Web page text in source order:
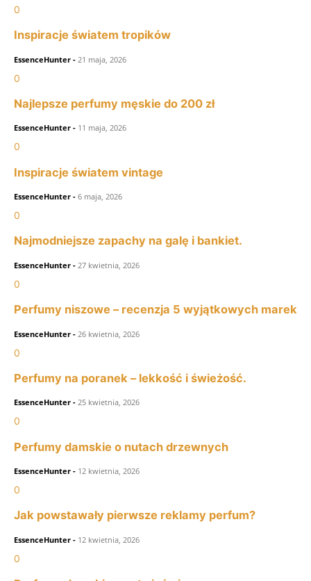
0
Inspiracje światem tropików
EssenceHunter - 21 maja, 2026
0
Najlepsze perfumy męskie do 200 zł
EssenceHunter - 11 maja, 2026
0
Inspiracje światem vintage
EssenceHunter - 6 maja, 2026
0
Najmodniejsze zapachy na galę i bankiet.
EssenceHunter - 27 kwietnia, 2026
0
Perfumy niszowe – recenzja 5 wyjątkowych marek
EssenceHunter - 26 kwietnia, 2026
0
Perfumy na poranek – lekkość i świeżość.
EssenceHunter - 25 kwietnia, 2026
0
Perfumy damskie o nutach drzewnych
EssenceHunter - 12 kwietnia, 2026
0
Jak powstawały pierwsze reklamy perfum?
EssenceHunter - 12 kwietnia, 2026
0